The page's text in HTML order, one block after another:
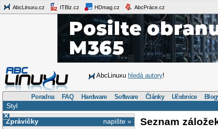
AbcLinuxu.cz ITBiz.cz HDmag.cz AbcPráce.cz
AbcLinuxu hledá autory!
Poradna FAQ Hardware Software Články Učebnice
Styl
×
napište »
Zprávičky
Seznam